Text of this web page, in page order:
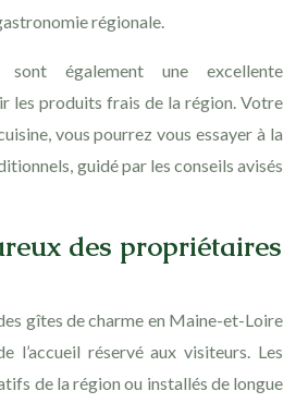
régionale.
sont également une excellente
les produits frais de la région. Votre
vous pourrez vous essayer à la
guidé par les conseils avisés
des propriétaires
gîtes de charme en Maine-et-Loire
l’accueil réservé aux visiteurs. Les
de la région ou installés de longue